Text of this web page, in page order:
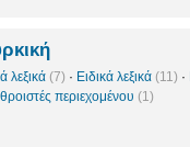
λεξικά (7) · Ειδικά λεξικά (11) ·
περιεχομένου (1)